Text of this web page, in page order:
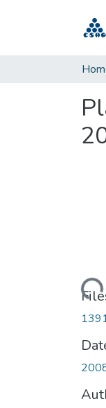
Loading...